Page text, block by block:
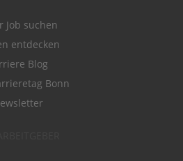
Job suchen
entdecken
Blog
Bonn